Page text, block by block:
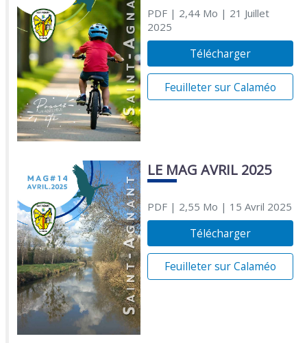
PDF| 2,44 Mo | 21 Juillet
2025
Télécharger
Feuilleter sur Calaméo
LE MAG AVRIL 2025
PDF| 2,55 Mo | 15 Avril 2025
Télécharger
Feuilleter sur Calaméo